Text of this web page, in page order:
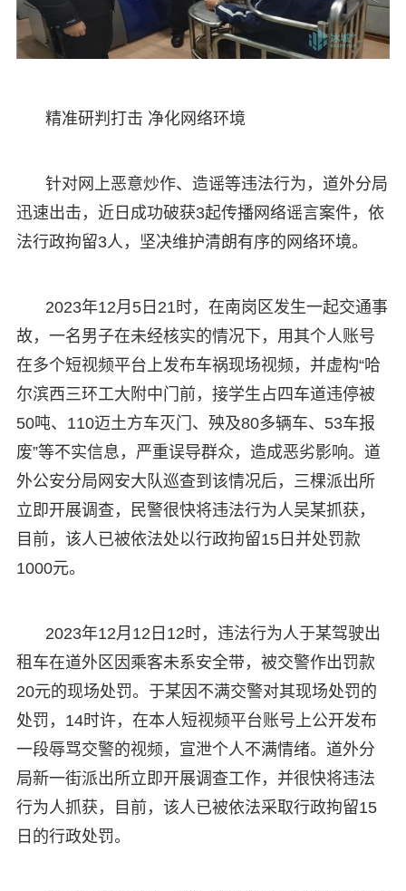
精准研判打击 净化网络环境
针对网上恶意炒作、造谣等违法行为，道外分局
迅速出击，近日成功破获3起传播网络谣言案件，依
法行政拘留3人，坚决维护清朗有序的网络环境。
2023年12月5日21时，在南岗区发生一起交通事
故，一名男子在未经核实的情况下，用其个人账号
在多个短视频平台上发布车祸现场视频，并虚构“哈
尔滨西三环工大附中门前，接学生占四车道违停被
50吨、110迈土方车灭门、殃及80多辆车、53车报
废”等不实信息，严重误导群众，造成恶劣影响。道
外公安分局网安大队巡查到该情况后，三棵派出所
立即开展调查，民警很快将违法行为人吴某抓获，
目前，该人已被依法处以行政拘留15日并处罚款
1000元。
2023年12月12日12时，违法行为人于某驾驶出
租车在道外区因乘客未系安全带，被交警作出罚款
20元的现场处罚。于某因不满交警对其现场处罚的
处罚，14时许，在本人短视频平台账号上公开发布
一段辱骂交警的视频，宣泄个人不满情绪。道外分
局新一街派出所立即开展调查工作，并很快将违法
行为人抓获，目前，该人已被依法采取行政拘留15
日的行政处罚。